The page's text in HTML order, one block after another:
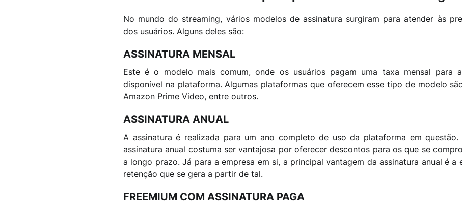
No mundo do streaming, vários modelos de assinatura surgiram para atender às
dos usuários. Alguns deles são:
ASSINATURA MENSAL
Este é o modelo mais comum, onde os usuários pagam uma taxa mensal para
disponível na plataforma. Algumas plataformas que oferecem esse tipo de modelo
Amazon Prime Video, entre outros.
ASSINATURA ANUAL
A assinatura é realizada para um ano completo de uso da plataforma em questão.
assinatura anual costuma ser vantajosa por oferecer descontos para os que se
a longo prazo. Já para a empresa em si, a principal vantagem da assinatura anual é a
retenção que se gera a partir de tal.
FREEMIUM COM ASSINATURA PAGA